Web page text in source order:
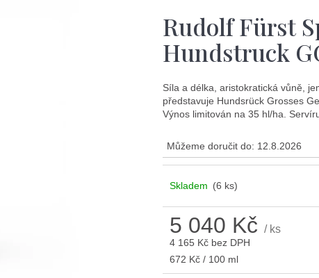
je
0,0
z
5
Rudolf Fürst
Hundstruck
Síla a délka, aristokratická vůně,
představuje Hundsrück Grosses
Výnos limitován na 35 hl/ha.
Můžeme doručit do: 12.8.2026
Skladem (6 ks)
5 040 Kč / ks
4 165 Kč bez DPH
Měrná
cena:
672 Kč / 100 ml